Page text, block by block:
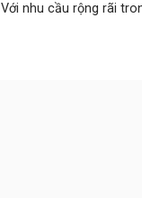
Với nhu cầu rộng rãi